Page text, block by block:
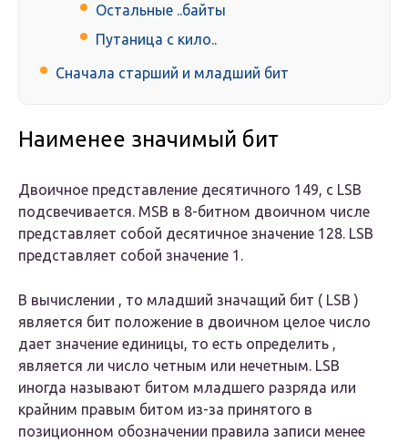
Остальные ..байты
Путаница с кило..
Сначала старший и младший бит
Наименее значимый бит
Двоичное представление десятичного 149, с LSB
подсвечивается. MSB в 8-битном двоичном числе
представляет собой десятичное значение 128. LSB
представляет собой значение 1.
В вычислении , то младший значащий бит ( LSB )
является бит положение в двоичном целое число
дает значение единицы, то есть определить ,
является ли число четным или нечетным. LSB
иногда называют битом младшего разряда или
крайним правым битом из-за принятого в
позиционном обозначении правила записи менее